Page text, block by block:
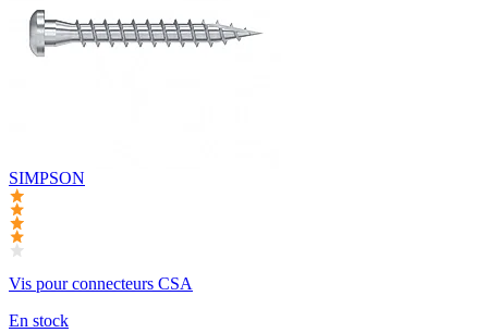
SIMPSON
Vis pour connecteurs CSA
En stock